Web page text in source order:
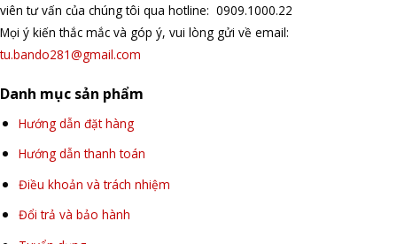
viên tư vấn của chúng tôi qua hotline: 0909.1000.22
Mọi ý kiến thắc mắc và góp ý, vui lòng gửi về email:
tu.bando281@gmail.com
Danh mục sản phẩm
Hướng dẫn đặt hàng
Hướng dẫn thanh toán
Điều khoản và trách nhiệm
Đổi trả và bảo hành